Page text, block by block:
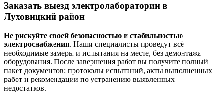
Заказать выезд электролаборатории в
Луховицкий район
Не рискуйте своей безопасностью и стабильностью
электроснабжения. Наши специалисты проведут всё
необходимые замеры и испытания на месте, без демонтажа
оборудования. После завершения работ вы получите полный
пакет документов: протоколы испытаний, акты выполненных
работ и рекомендации по устранению выявленных
недостатков.